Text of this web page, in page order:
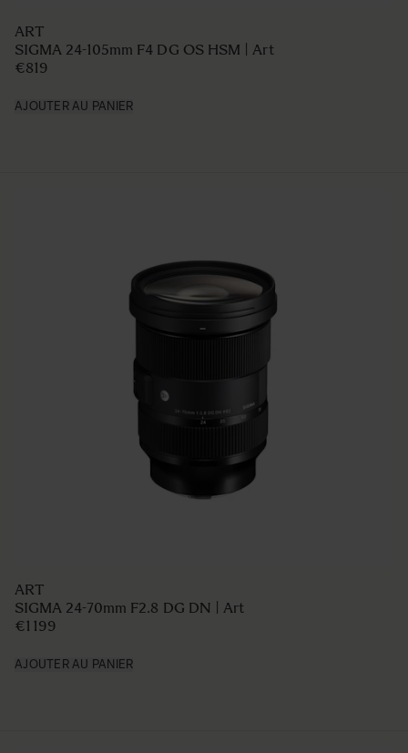
ART
SIGMA 24-105mm F4 DG OS HSM | Art
€819
AJOUTER AU PANIER
ART
SIGMA 24-70mm F2.8 DG DN | Art
€1 199
AJOUTER AU PANIER